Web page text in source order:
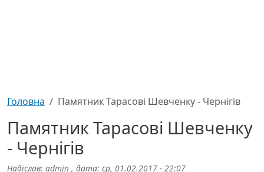
Головна Памятник Тарасові Шевченку - Чернігів
Памятник Тарасові Шевченку
- Чернігів
Надіслав: admin , дата: ср, 01.02.2017 - 22:07